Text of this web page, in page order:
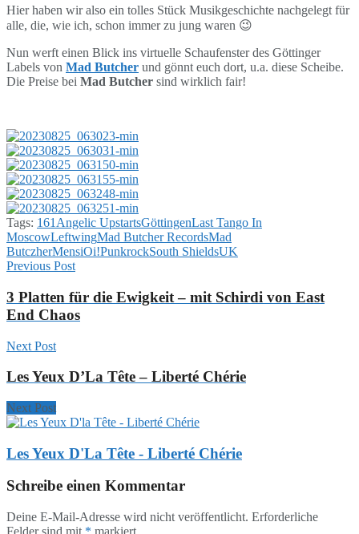
Hier haben wir also ein tolles Stück Musikgeschichte nachgelegt für
alle, die, wie ich, schon immer zu jung waren 😉
Nun werft einen Blick ins virtuelle Schaufenster des Göttinger
Labels von Mad Butcher und gönnt euch dort, u.a. diese Scheibe.
Die Preise bei Mad Butcher sind wirklich fair!
Tags: 161 Angelic UpstartsGöttingenLast Tango In
MoscowLeftwingMad Butcher RecordsMad
ButczherMensiOi!PunkrockSouth ShieldsUK
Previous Post
3 Platten für die Ewigkeit – mit Schirdi von East
End Chaos
Next Post
Les Yeux D’La Tête – Liberté Chérie
Next Post
Les Yeux D'La Tête - Liberté Chérie
Schreibe einen Kommentar
Deine E-Mail-Adresse wird nicht veröffentlicht. Erforderliche
Felder sind mit * markiert